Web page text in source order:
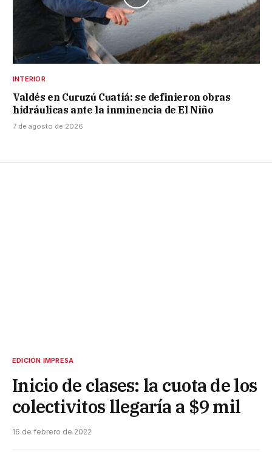
INTERIOR
Valdés en Curuzú Cuatiá: se definieron obras
hidráulicas ante la inminencia de El Niño
7 de agosto de 2026
EDICIÓN IMPRESA
Inicio de clases: la cuota de los
colectivitos llegaría a $9 mil
16 de febrero de 2022